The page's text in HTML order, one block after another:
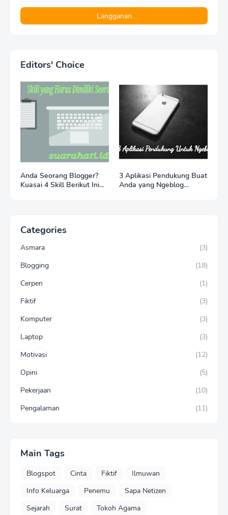
Editors' Choice
Anda Seorang Blogger?
Kuasai 4 Skill Berikut Ini
3 Aplikasi Pendukung Buat
Anda yang Ngeblog
Categories
Asmara
(3)
Blogging
(18)
Cerpen
(1)
Fiktif
(3)
Komputer
(3)
Laptop
(3)
Motivasi
(12)
Opini
(5)
Pekerjaan
(10)
Pengalaman
(11)
Main Tags
Blogspot Cinta Fiktif
Ilmuwan
Info Keluarga
Penemu
Sapa Netizen
Sejarah
Surat Tokoh Agama